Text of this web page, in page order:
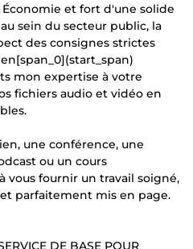
et fort d'une solide
sein du secteur public, la
des consignes strictes
mon expertise à votre
fichiers audio et vidéo en
une conférence, une
ou un cours
vous fournir un travail soigné,
parfaitement mis en page.
DE BASE POUR